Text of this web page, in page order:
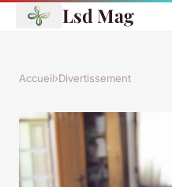
Lsd Mag
Accueil›Divertissement